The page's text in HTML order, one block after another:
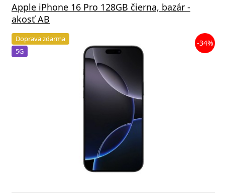
Apple iPhone 16 Pro 128GB čierna, bazár -
akosť AB
Doprava zdarma
5G
-34%